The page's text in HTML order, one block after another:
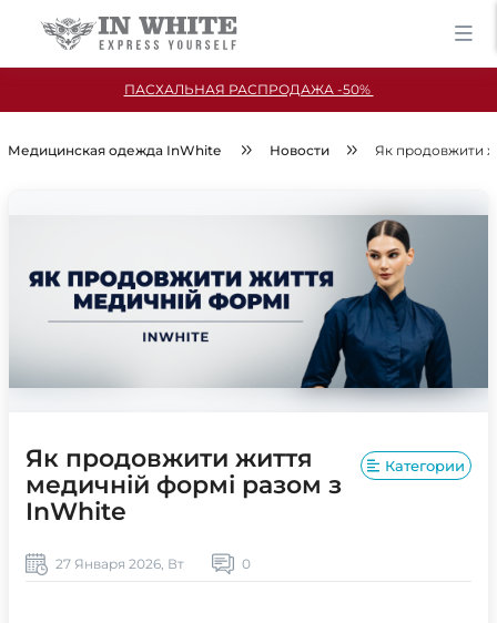
ПАСХАЛЬНАЯ РАСПРОДАЖА -50%
Медицинская одежда InWhite Новости Як продовжити
Як продовжити життя
медичній формі разом з
InWhite
Категории
27 Января 2026, Вт 0